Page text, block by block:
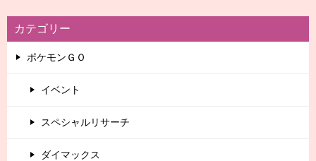
カテゴリー
ポケモンＧＯ
イベント
スペシャルリサーチ
ダイマックス